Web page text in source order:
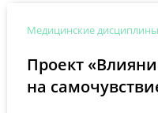
Медицинские дисциплины
Проект
на